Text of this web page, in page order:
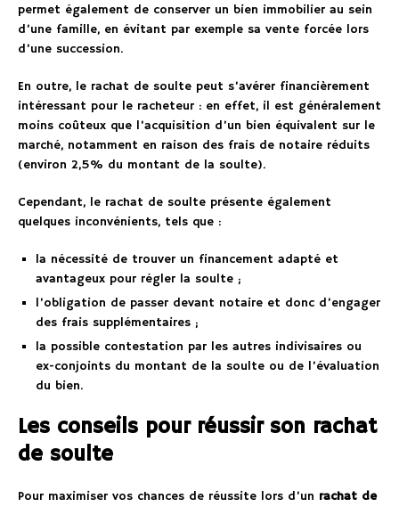
permet également de conserver un bien immobilier au sein
d’une famille, en évitant par exemple sa vente forcée lors
d’une succession.
En outre, le rachat de soulte peut s’avérer financièrement
intéressant pour le racheteur : en effet, il est généralement
moins coûteux que l’acquisition d’un bien équivalent sur le
marché, notamment en raison des frais de notaire réduits
(environ 2,5% du montant de la soulte).
Cependant, le rachat de soulte présente également
quelques inconvénients, tels que :
la nécessité de trouver un financement adapté et
avantageux pour régler la soulte ;
l’obligation de passer devant notaire et donc d’engager
des frais supplémentaires ;
la possible contestation par les autres indivisaires ou
ex-conjoints du montant de la soulte ou de l’évaluation
du bien.
Les conseils pour réussir son rachat
de soulte
Pour maximiser vos chances de réussite lors d’un rachat de